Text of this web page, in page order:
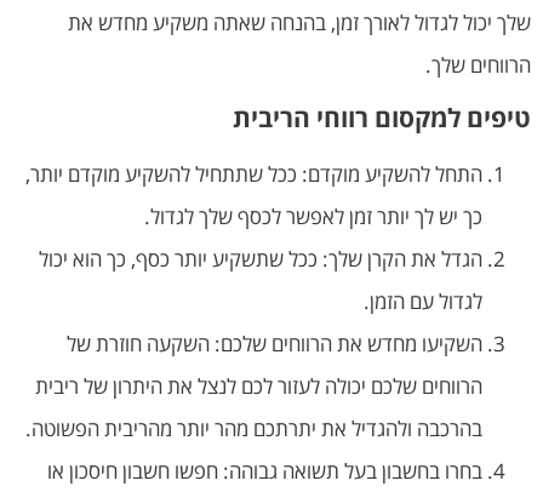
שלך יכול לגדול לאורך זמן, בהנחה שאתה משקיע מחדש את
הרווחים שלך.
טיפים למקסום רווחי הריבית
התחל להשקיע מוקדם: ככל שתתחיל להשקיע מוקדם יותר,
כך יש לך יותר זמן לאפשר לכסף שלך לגדול.
הגדל את הקרן שלך: ככל שתשקיע יותר כסף, כך הוא יכול
לגדול עם הזמן.
השקיעו מחדש את הרווחים שלכם: השקעה חוזרת של
הרווחים שלכם יכולה לעזור לכם לנצל את היתרון של ריבית
בהרכבה ולהגדיל את יתרתכם מהר יותר מהריבית הפשוטה.
בחרו בחשבון בעל תשואה גבוהה: חפשו חשבון חיסכון או